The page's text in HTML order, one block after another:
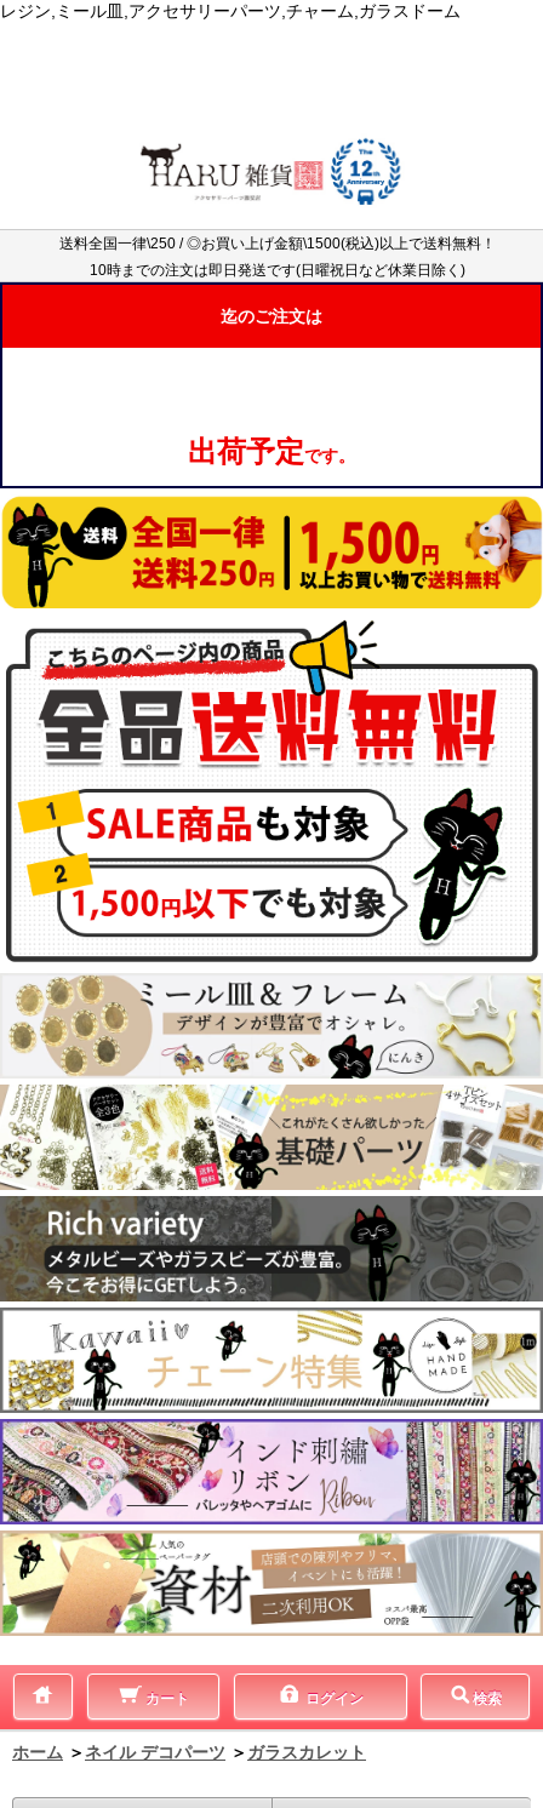
レジン,ミール皿,アクセサリーパーツ,チャーム,ガラスドーム
送料全国一律\250 / ◎お買い上げ金額\1500(税込)以上で送料無料！
10時までの注文は即日発送です(日曜祝日など休業日除く)
カート ログイン 検索
ホーム ＞ネイル デコパーツ ＞ ガラスカレット